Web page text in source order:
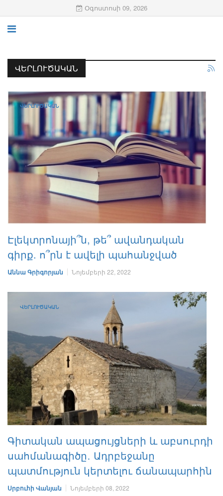
Օգոստոսի 09, 2026
ՎԵՐԼՈՒԾԱԿԱՆ
ՎԵՐԼՈՒԾԱԿԱՆ
Էլեկտրոնայի՞ն, թե՞ ավանդական
գիրք. ո՞րն է ավելի պահանջված
Աննա Գրիգորյան Նոյեմբերի 22, 2022
ՎԵՐԼՈՒԾԱԿԱՆ
Գիտական ապացույցների և աբսուրդի
սահմանագիծը․ Ադրբեջանը
պատմություն կերտելու ճանապարհին
Սրբուհի Վանյան Նոյեմբերի 08, 2022